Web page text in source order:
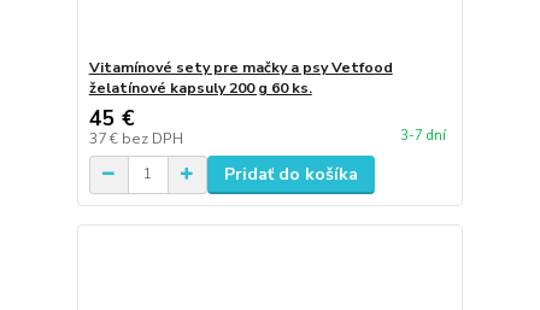
Vitamínové sety pre mačky a psy Vetfood
želatínové kapsuly 200 g 60 ks.
45 €
37 € bez DPH 3-7 dní
Pridať do košíka